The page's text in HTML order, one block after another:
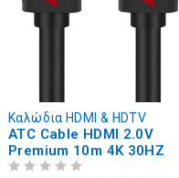
Καλώδια HDMI & HDTV
ATC Cable HDMI 2.0V
Premium 10m 4K 30HZ